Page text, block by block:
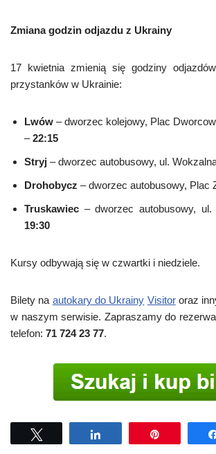
Zmiana godzin odjazdu z Ukrainy
17 kwietnia zmienią się godziny
przystanków w Ukrainie:
Lwów – dworzec kolejowy, Plac
–22:15
Stryj – dworzec autobusowy, ul.
Drohobycz – dworzec autobusowy, Plac
Truskawiec – dworzec autobusowy,
19:30
Kursy odbywają się w czwartki i niedziele.
Bilety na autokary do Ukrainy Visitororaz
w naszym serwisie. Zapraszamy do
telefon: 71 724 23 77.
Udostępnij